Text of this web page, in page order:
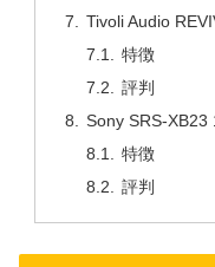
Tivoli Audio
特徴
評判
Sony SRS-XB23
特徴
評判